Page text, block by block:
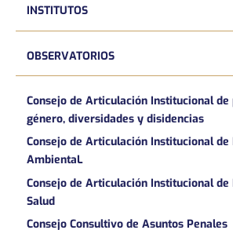
INSTITUTOS
OBSERVATORIOS
Consejo de Articulación Institucional de
género, diversidades y disidencias
Consejo de Articulación Institucional de
AmbientaL
Consejo de Articulación Institucional de
Salud
Consejo Consultivo de Asuntos Penales